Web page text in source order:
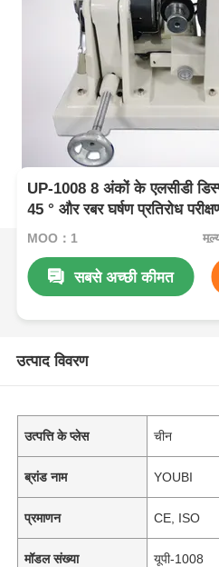
UP-1008 8 अंकों के एलसीडी
45 ° और रबर घर्षण प्रतिरोध
/ 6LB के साथ एक्रोन घर्षण
MOQ：1
सबसे अच्छी कीमत
उत्पाद विवरण
उत्पत्ति के प्लेस चीन
ब्रांड नाम YOUBI
प्रमाणन CE, ISO
मॉडल संख्या यूपी-1008